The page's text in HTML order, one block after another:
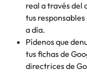
real a través del
tus
a día.
Pídenos que
tus fichas de
directrices de